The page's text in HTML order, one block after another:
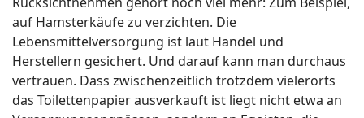
auf Hamsterkäufe zu verzichten. Die
Lebensmittelversorgung ist laut Handel und
Herstellern gesichert. Und darauf kann man durchaus
vertrauen. Dass zwischenzeitlich trotzdem vielerorts
das Toilettenpapier ausverkauft ist liegt nicht etwa an